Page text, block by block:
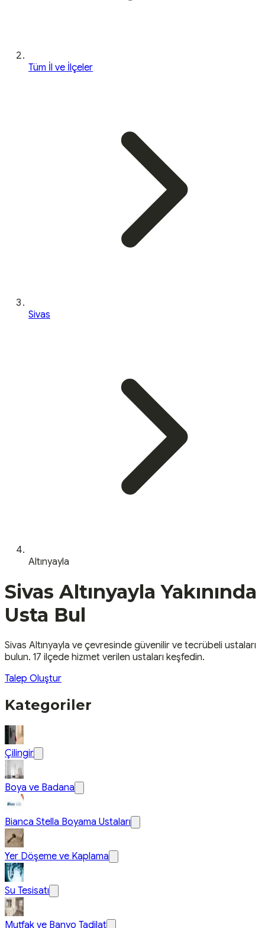
Tüm İl ve İlçeler
Sivas
Altınyayla
Sivas Altınyayla Yakınında
Usta Bul
Sivas Altınyayla ve çevresinde güvenilir ve tecrübeli ustaları
bulun. 17 ilçede hizmet verilen ustaları keşfedin.
Talep Oluştur
Kategoriler
Çilingir
Boya ve Badana
Bianca Stella Boyama Ustaları
Yer Döşeme ve Kaplama
Su Tesisatı
Mutfak ve Banyo Tadilat